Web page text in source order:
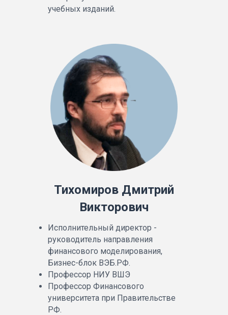
Исполнительный директор -
руководитель направления
финансового моделирования,
Бизнес-блок ВЭБ.РФ.
Профессор НИУ ВШЭ
Профессор Финансового
университета при Правительстве
РФ.
Тихомиров Дмитрий
Викторович
учебных изданий.